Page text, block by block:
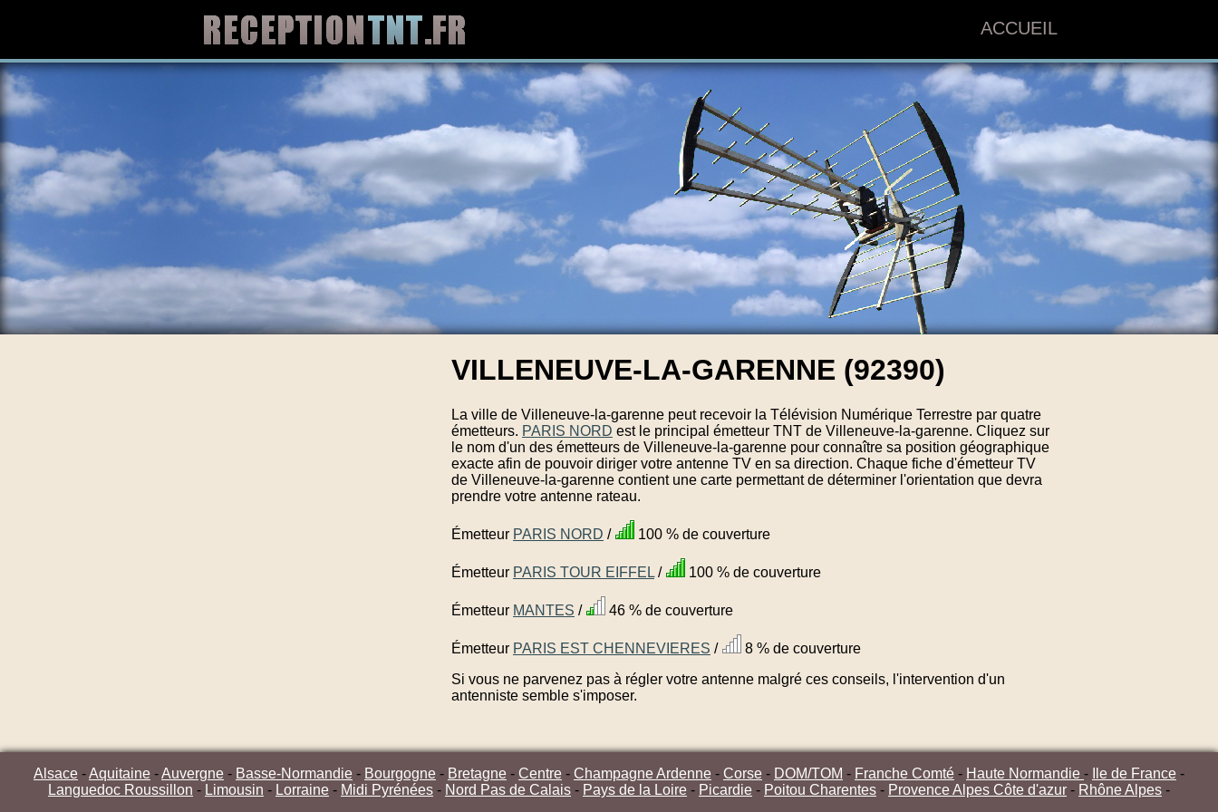
ACCUEIL
VILLENEUVE-LA-GARENNE (92390)
La ville de Villeneuve-la-garenne peut recevoir la Télévision Numérique Terrestre par quatre
émetteurs. PARIS NORD est le principal émetteur TNT de Villeneuve-la-garenne. Cliquez sur
le nom d'un des émetteurs de Villeneuve-la-garenne pour connaître sa position géographique
exacte afin de pouvoir diriger votre antenne TV en sa direction. Chaque fiche d'émetteur TV
de Villeneuve-la-garenne contient une carte permettant de déterminer l'orientation que devra
prendre votre antenne rateau.
Émetteur PARIS NORD / 100 % de couverture
Émetteur PARIS TOUR EIFFEL / 100 % de couverture
Émetteur MANTES / 46 % de couverture
Émetteur PARIS EST CHENNEVIERES /
8 % de couverture
Si vous ne parvenez pas à régler votre antenne malgré ces conseils, l'intervention d'un
antenniste semble s'imposer.
Alsace -Aquitaine -Auvergne - Basse-Normandie - Bourgogne - Bretagne - Centre - Champagne Ardenne - Corse - DOM/TOM - Franche Comté - Haute Normandie - Ile de France -
Languedoc Roussillon - Limousin - Lorraine - Midi Pyrénées - Nord Pas de Calais - Pays de la Loire - Picardie - Poitou Charentes - Provence Alpes Côte d'azur - Rhône Alpes -